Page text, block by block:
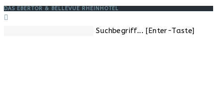
DAS EBERTOR & BELLEVUE RHEINHOTEL
Suchbegriff... [Enter-Taste]